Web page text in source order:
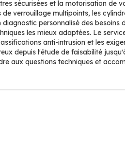
sécurisées et la motorisation de
verrouillage multipoints, les
personnalisé des
les mieux adaptées. Le
anti-intrusion et les
depuis l'étude de faisabilité
aux questions techniques et